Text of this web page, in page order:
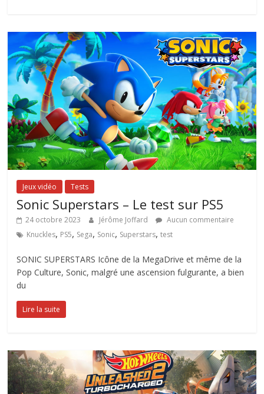
Jeux vidéo Tests
Sonic Superstars – Le test sur PS5
24 octobre 2023 Jérôme Joffard
Aucun commentaire
Knuckles, PS5, Sega, Sonic, Superstars,test
SONIC SUPERSTARS Icône de la MegaDrive et même de la
Pop Culture, Sonic, malgré une ascension fulgurante, a bien
du
Lire la suite